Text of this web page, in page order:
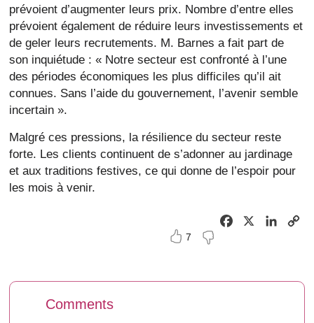
prévoient d’augmenter leurs prix. Nombre d’entre elles
prévoient également de réduire leurs investissements et
de geler leurs recrutements. M. Barnes a fait part de
son inquiétude : « Notre secteur est confronté à l’une
des périodes économiques les plus difficiles qu’il ait
connues. Sans l’aide du gouvernement, l’avenir semble
incertain ».
Malgré ces pressions, la résilience du secteur reste
forte. Les clients continuent de s’adonner au jardinage
et aux traditions festives, ce qui donne de l’espoir pour
les mois à venir.
Facebook
7
Comments